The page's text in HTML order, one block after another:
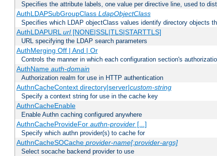
Specifies the attribute labels, one value per directive line, used to
AuthLDAPSubGroupClass LdapObjectClass
Specifies which LDAP objectClass values identify directory objects
AuthLDAPURLurl[NONE|SSL|TLS|STARTTLS]
URL specifying the LDAP search parameters
AuthMerging Off | And | Or
Controls the manner in which each configuration section's
AuthName auth-domain
Authorization realm for use in HTTP authentication
AuthnCacheContext directory|server|custom-string
Specify a context string for use in the cache key
AuthnCacheEnable
Enable Authn caching configured anywhere
AuthnCacheProvideFor authn-provider[...]
Specify which authn provider(s) to cache for
AuthnCacheSOCache provider-name[:provider-args]
Select socache backend provider to use